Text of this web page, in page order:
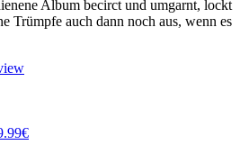
Album becirct und umgarnt, lockt
Trümpfe auch dann noch aus, wenn es